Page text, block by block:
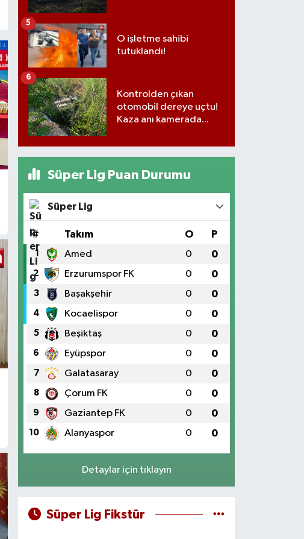
O işletme sahibi
tutuklandı!
5
Kontrolden çıkan
otomobil dereye uçtu!
Kaza anı kamerada...
6
Süper Lig Puan Durumu
Süper Lig
# Takım O P
1 Amed 0 0
2 Erzurumspor FK 0 0
3 Başakşehir 0 0
4 Kocaelispor 0 0
5 Beşiktaş 0 0
6 Eyüpspor 0 0
7 Galatasaray 0 0
8 Çorum FK 0 0
9 Gaziantep FK 0 0
10 Alanyaspor 0 0
Detaylar için tıklayın
Süper Lig Fikstür